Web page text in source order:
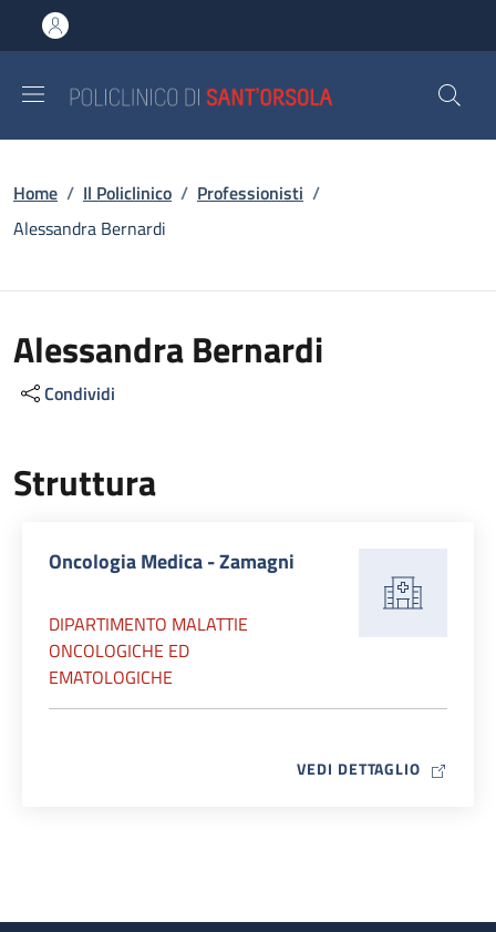
al contenuto principale
to footer content
Briciole di pane
Home / Il Policlinico / Professionisti /
Alessandra Bernardi
Alessandra Bernardi
Condividi
Struttura
Oncologia Medica - Zamagni
DIPARTIMENTO MALATTIE
ONCOLOGICHE ED
EMATOLOGICHE
VEDI DETTAGLIO MAP ICON